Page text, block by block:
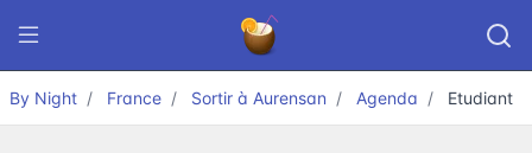
By Night France Sortir à Aurensan Agenda Etudiant